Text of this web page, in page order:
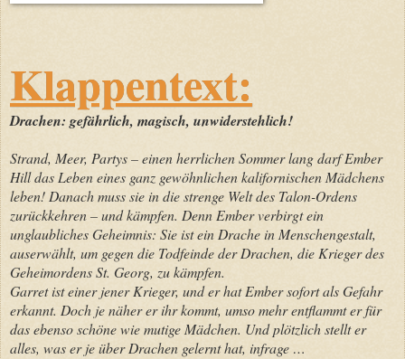
Klappentext:
Drachen: gefährlich, magisch, unwiderstehlich!
Strand, Meer, Partys – einen herrlichen Sommer lang darf Ember
Hill das Leben eines ganz gewöhnlichen kalifornischen Mädchens
leben! Danach muss sie in die strenge Welt des Talon-Ordens
zurückkehren – und kämpfen. Denn Ember verbirgt ein
unglaubliches Geheimnis: Sie ist ein Drache in Menschengestalt,
auserwählt, um gegen die Todfeinde der Drachen, die Krieger des
Geheimordens St. Georg, zu kämpfen.
Garret ist einer jener Krieger, und er hat Ember sofort als Gefahr
erkannt. Doch je näher er ihr kommt, umso mehr entflammt er für
das ebenso schöne wie mutige Mädchen. Und plötzlich stellt er
alles, was er je über Drachen gelernt hat, infrage …